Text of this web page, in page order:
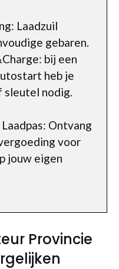
Laadzuil
gebaren.
bij een
heb je
sleutel nodig.
Ontvang
voor
jouw eigen
Provincie